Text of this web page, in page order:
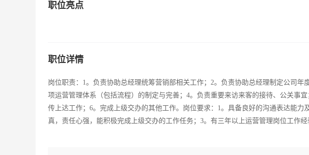
职位亮点
职位详情
岗位职责：1。负责协助总经理统筹营销部相关工作；2。负责协助总经理制定公司
项运营管理体系（包括流程）的制定与完善；4。负责重要来访来客的接待、公关事
传上达工作；6。完成上级交办的其他工作。岗位要求：1。具备良好的沟通表达能力
真，责任心强，能积极完成上级交办的工作任务；3。有三年以上运营管理岗位工作经